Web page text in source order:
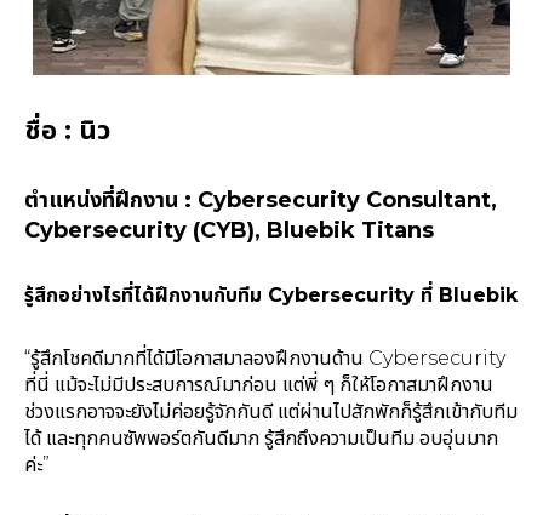
ชื่อ : นิว
ตำแหน่งที่ฝึกงาน : Cybersecurity Consultant,
Cybersecurity (CYB), Bluebik Titans
รู้สึกอย่างไรที่ได้ฝึกงานกับทีม Cybersecurity ที่ Bluebik
“รู้สึกโชคดีมากที่ได้มีโอกาสมาลองฝึกงานด้าน Cybersecurity
ที่นี่ แม้จะไม่มีประสบการณ์มาก่อน แต่พี่ ๆ ก็ให้โอกาสมาฝึกงาน
ช่วงแรกอาจจะยังไม่ค่อยรู้จักกันดี แต่ผ่านไปสักพักก็รู้สึกเข้ากับทีม
ได้ และทุกคนซัพพอร์ตกันดีมาก รู้สึกถึงความเป็นทีม อบอุ่นมาก
ค่ะ”